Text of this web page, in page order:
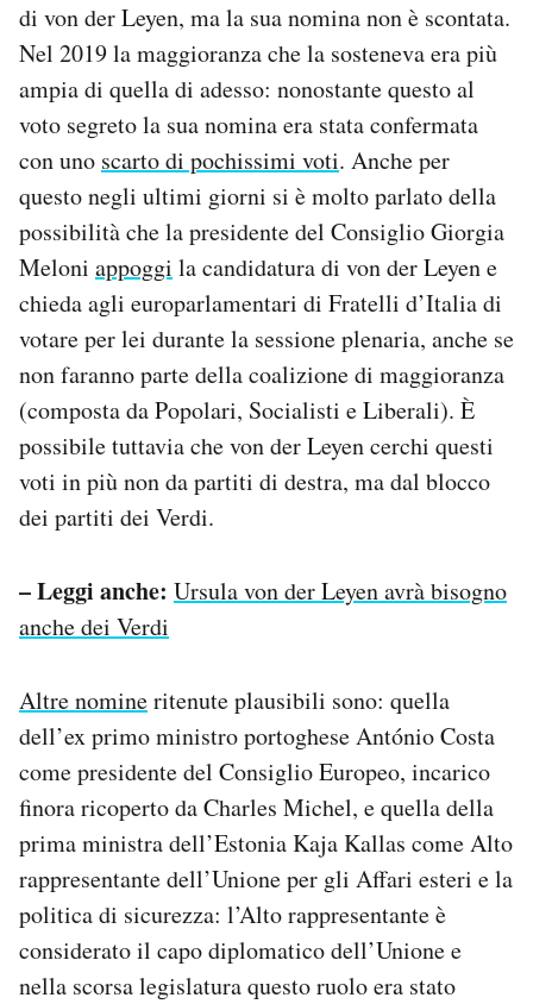
di von der Leyen, ma la sua nomina non è scontata.
Nel 2019 la maggioranza che la sosteneva era più
ampia di quella di adesso: nonostante questo al
voto segreto la sua nomina era stata confermata
con uno scarto di pochissimi voti. Anche per
questo negli ultimi giorni si è molto parlato della
possibilità che la presidente del Consiglio Giorgia
Meloni appoggi la candidatura di von der Leyen e
chieda agli europarlamentari di Fratelli d’Italia di
votare per lei durante la sessione plenaria, anche se
non faranno parte della coalizione di maggioranza
(composta da Popolari, Socialisti e Liberali). È
possibile tuttavia che von der Leyen cerchi questi
voti in più non da partiti di destra, ma dal blocco
dei partiti dei Verdi.
– Leggi anche: Ursula von der Leyen avrà bisogno
anche dei Verdi
Altre nomineritenute plausibili sono: quella
dell’ex primo ministro portoghese António Costa
come presidente del Consiglio Europeo, incarico
finora ricoperto da Charles Michel, e quella della
prima ministra dell’Estonia Kaja Kallas come Alto
rappresentante dell’Unione per gli Affari esteri e la
politica di sicurezza: l’Alto rappresentante è
considerato il capo diplomatico dell’Unione e
nella scorsa legislatura questo ruolo era stato